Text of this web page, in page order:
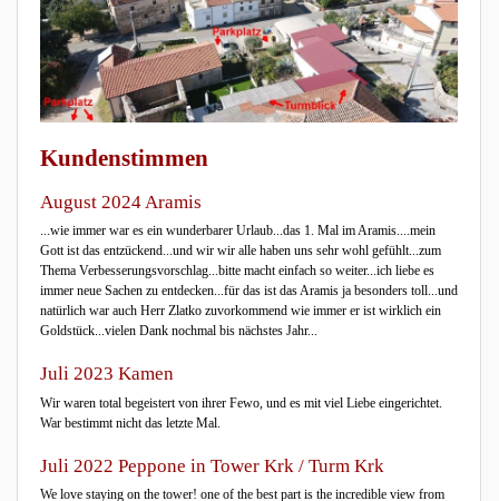
Kundenstimmen
August 2024 Aramis
...wie immer war es ein wunderbarer Urlaub...das 1. Mal im Aramis....mein
Gott ist das entzückend...und wir wir alle haben uns sehr wohl gefühlt...zum
Thema Verbesserungsvorschlag...bitte macht einfach so weiter...ich liebe es
immer neue Sachen zu entdecken...für das ist das Aramis ja besonders toll...und
natürlich war auch Herr Zlatko zuvorkommend wie immer er ist wirklich ein
Goldstück...vielen Dank nochmal bis nächstes Jahr...
Juli 2023 Kamen
Wir waren total begeistert von ihrer Fewo, und es mit viel Liebe eingerichtet.
War bestimmt nicht das letzte Mal.
Juli 2022 Peppone in Tower Krk / Turm Krk
We love staying on the tower! one of the best part is the incredible view from